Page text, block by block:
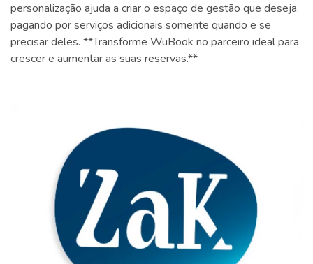
personalização ajuda a criar o espaço de gestão que deseja,
pagando por serviços adicionais somente quando e se
precisar deles. **Transforme WuBook no parceiro ideal para
crescer e aumentar as suas reservas.**